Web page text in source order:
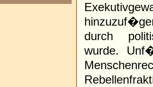
durch
wurde.